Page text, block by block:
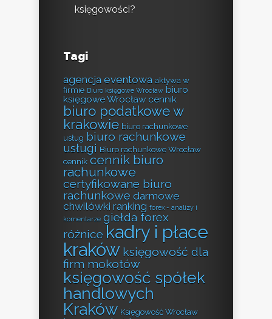
księgowości?
Tagi
agencja eventowa aktywa w
firmie Biuro księgowe Wrocław biuro
księgowe Wrocław cennik
biuro podatkowe w
krakowie biuro rachunkowe
usług biuro rachunkowe
usługi Biuro rachunkowe Wrocław
cennik cennik biuro
rachunkowe
certyfikowane biuro
rachunkowe darmowe
chwilówki ranking forex - analizy i
komentarze giełda forex
różnice kadry i płace
kraków księgowość dla
firm mokotów
księgowość spółek
handlowych
Kraków Księgowość Wrocław